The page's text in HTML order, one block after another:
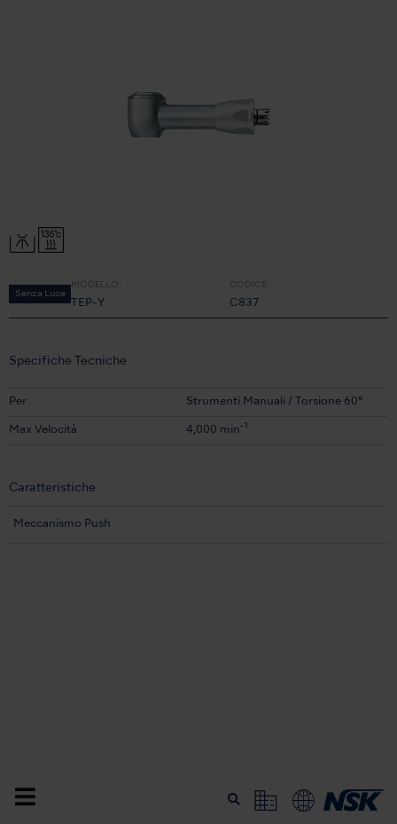
Senza Luce
MODELLO:
TEP-Y
CODICE:
C837
Specifiche Tecniche
Per Strumenti Manuali / Torsione 60°
Max Velocità 4,000 min -1
Caratteristiche
Meccanismo Push